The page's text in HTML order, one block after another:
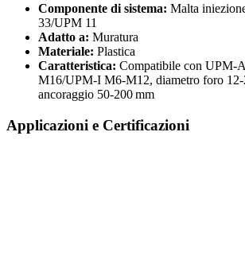
Componente di sistema: Malta
33/UPM 11
Adatto a: Muratura
Materiale: Plastica
Caratteristica: Compatibile con UPM-
M16/UPM-I M6-M12, diametro foro 12-
ancoraggio 50-200 mm
Applicazioni e Certificazioni